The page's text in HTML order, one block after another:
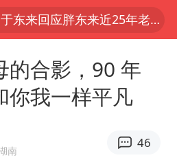
于东来回应胖东来近25年老店年底关闭
刘嘉玲晒与周星驰合照
香港刷新1884年以来最高气温纪录
的合影，90 年
你我一样平凡
南
46